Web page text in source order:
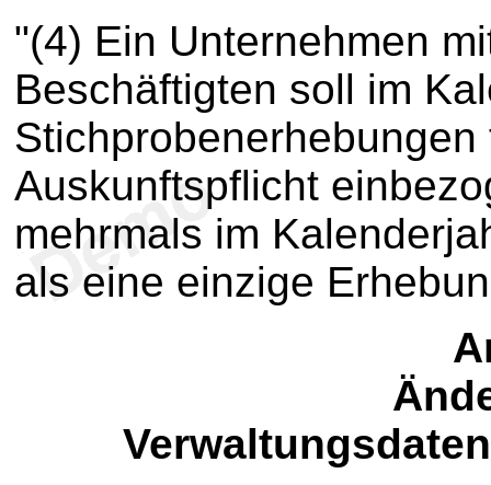
"(4) Ein Unternehmen
Beschäftigten soll im
Auskunftspflicht
mehrmals im
als eine einzige